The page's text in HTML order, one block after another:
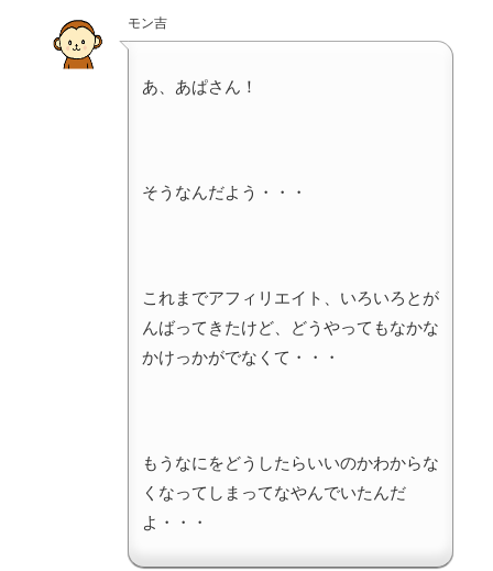
モン吉
あ、あぱさん！
そうなんだよう・・・
これまでアフィリエイト、いろいろとが
んばってきたけど、どうやってもなかな
かけっかがでなくて・・・
もうなにをどうしたらいいのかわからな
くなってしまってなやんでいたんだ
よ・・・